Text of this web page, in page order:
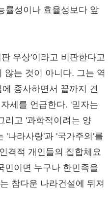
률성이나 효율성보다 앞
우상'이라고 비판한다고
않는 것이 아니다. 그는 역
종사하면서 끝까지 견
세를 언급한다. '믿자는
리고 '과학적이려는 양
'나라사랑'과 '국가주의'를
격적 개인들의 집합체요
민이면 누구나 한민족을
참다운 나라건설에 뒤져